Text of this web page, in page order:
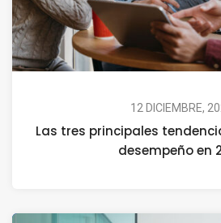
12 DICIEMBRE,
Las tres principales
desempeño en